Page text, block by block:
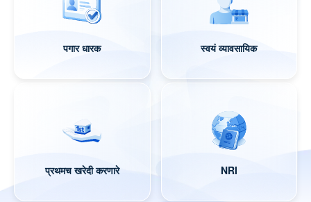
पगार धारक स्वयं व्यावसायिक
प्रथमच खरेदी करणारे NRI